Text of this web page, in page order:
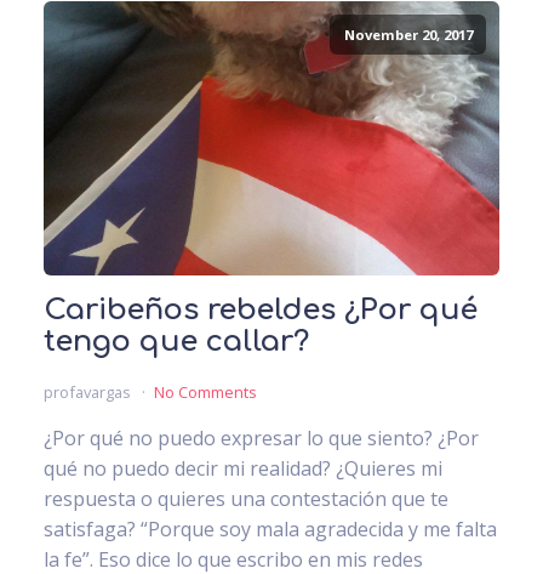
November 20, 2017
Caribeños rebeldes ¿Por qué
tengo que callar?
profavargas No Comments
¿Por qué no puedo expresar lo que siento? ¿Por
qué no puedo decir mi realidad? ¿Quieres mi
respuesta o quieres una contestación que te
satisfaga? “Porque soy mala agradecida y me falta
la fe”. Eso dice lo que escribo en mis redes